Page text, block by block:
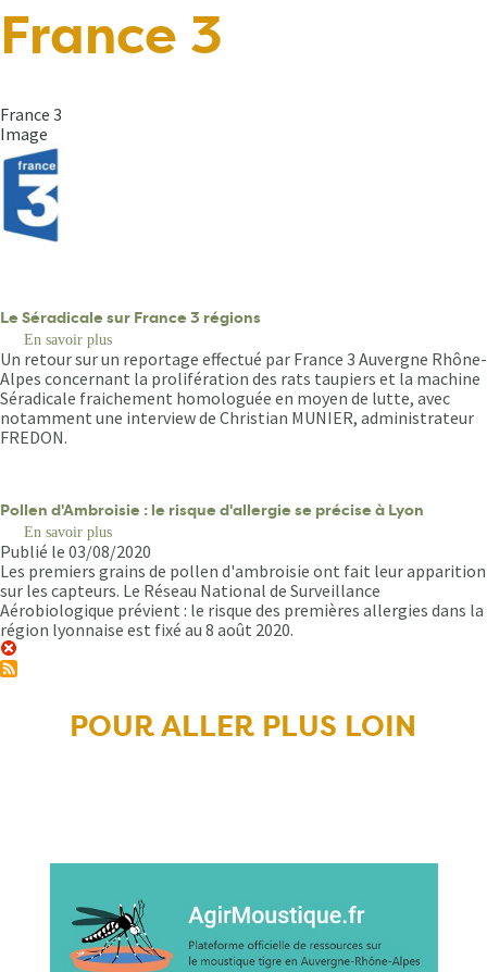
d'Ariane
France 3
France 3
Image
Le Séradicale sur France 3 régions
En savoir plus
Le
Séradicale
sur
France
3
Un retour sur un reportage effectué par France 3 Auvergne Rhône-
Alpes concernant la prolifération des rats taupiers et la machine
Séradicale fraichement homologuée en moyen de lutte, avec
notamment une interview de Christian MUNIER, administrateur
FREDON.
Pollen d'Ambroisie : le risque d'allergie se précise à Lyon
En savoir plus
Pollen
d'Ambroisie
:
le
risque
d'allergie
Publié le 03/08/2020
Les premiers grains de pollen d'ambroisie ont fait leur apparition
sur les capteurs. Le Réseau National de Surveillance
Aérobiologique prévient : le risque des premières allergies dans la
région lyonnaise est fixé au 8 août 2020.
POUR ALLER PLUS LOIN